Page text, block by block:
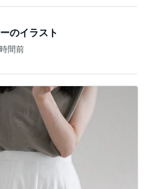
のイラスト
間前